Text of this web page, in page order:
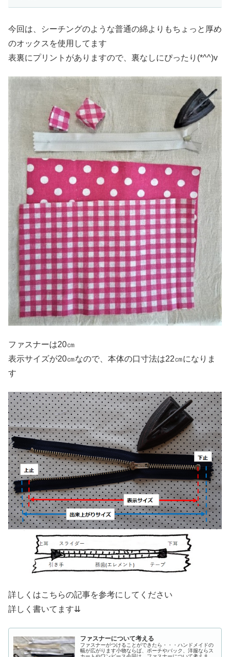
今回は、シーチングのような普通の綿よりもちょっと厚め
のオックスを使用してます
表裏にプリントがありますので、裏なしにぴったり(*^^)v
ファスナーは20㎝
表示サイズが20㎝なので、本体の口寸法は22㎝になりま
す
詳しくはこちらの記事を参考にしてください
詳しく書いてます⇊
ファスナーについて考える
ファスナーがつけることができたら・・・ハンドメイドの
幅が広がります小物ならば、ポーチやバック、洋服ならス